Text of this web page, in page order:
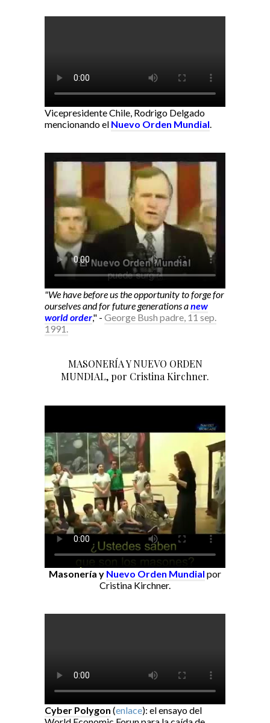
Vicepresidente Chile, Rodrigo Delgado
mencionando el Nuevo Orden Mundial.
"We have before us the opportunity to forge for
ourselves and for future generations anew
world order," - George Bush padre, 11 sep.
1991.
MASONERÍA Y NUEVO ORDEN
MUNDIAL, por Cristina Kirchner.
Masonería y Nuevo Orden Mundial por
Cristina Kirchner.
Cyber Polygon (enlace): el ensayo del